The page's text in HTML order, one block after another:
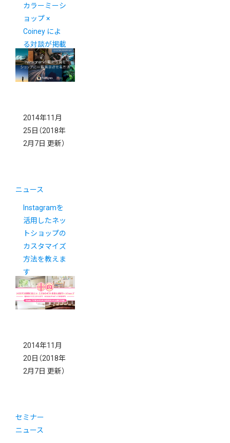
カラーミーシ
ョップ ×
Coiney によ
る対談が掲載
されました。
2014年11月
25日 （2018年
2月7日 更新）
ニュース
Instagramを
活用したネッ
トショップの
カスタマイズ
方法を教えま
す
2014年11月
20日 （2018年
2月7日 更新）
セミナー
ニュース